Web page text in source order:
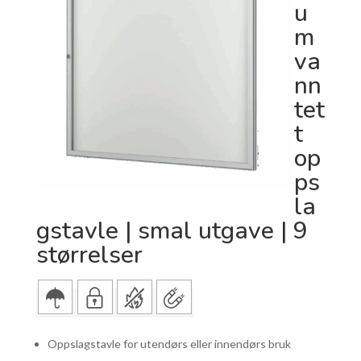
u
m
va
nn
tet
t
op
ps
la
gstavle | smal utgave | 9
størrelser
Oppslagstavle for utendørs eller innendørs bruk